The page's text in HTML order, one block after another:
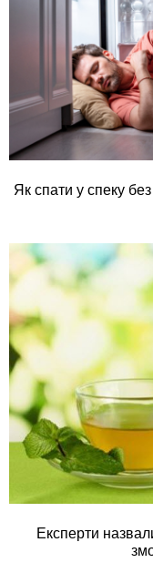
Як спати у спеку
Експерти